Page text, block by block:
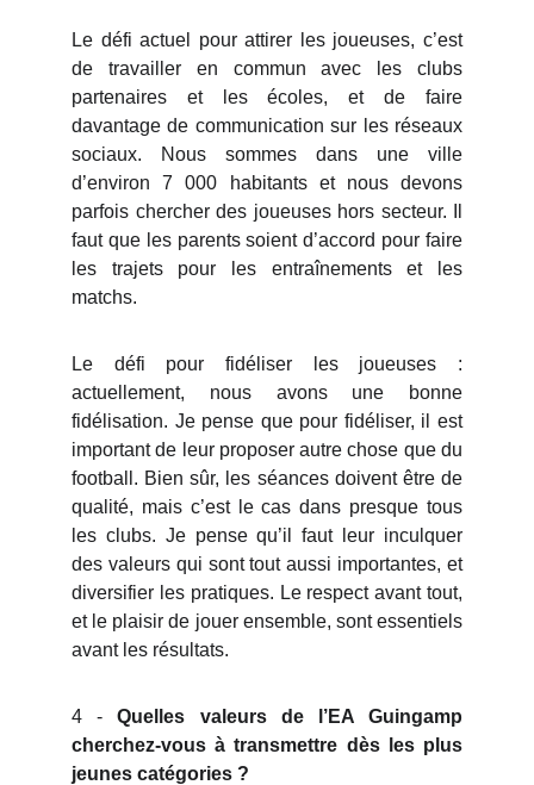
Le défi actuel pour attirer les joueuses, c’est
de travailler en commun avec les clubs
partenaires et les écoles, et de faire
davantage de communication sur les réseaux
sociaux. Nous sommes dans une ville
d’environ 7 000 habitants et nous devons
parfois chercher des joueuses hors secteur. Il
faut que les parents soient d’accord pour faire
les trajets pour les entraînements et les
matchs.
Le défi pour fidéliser les joueuses :
actuellement, nous avons une bonne
fidélisation. Je pense que pour fidéliser, il est
important de leur proposer autre chose que du
football. Bien sûr, les séances doivent être de
qualité, mais c’est le cas dans presque tous
les clubs. Je pense qu’il faut leur inculquer
des valeurs qui sont tout aussi importantes, et
diversifier les pratiques. Le respect avant tout,
et le plaisir de jouer ensemble, sont essentiels
avant les résultats.
4 -Quelles valeurs de l’EA Guingamp
cherchez-vous à transmettre dès les plus
jeunes catégories ?